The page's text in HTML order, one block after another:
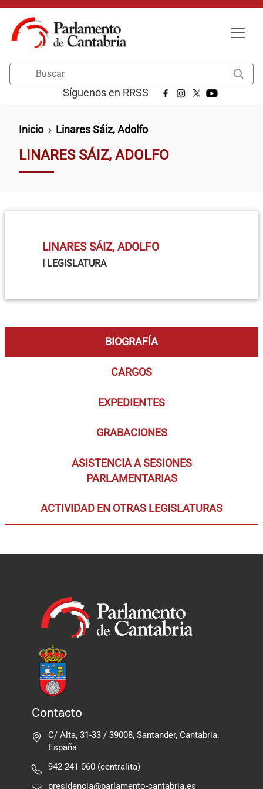
Pasar al contenido principal
Síguenos en RRSS
Ruta de navegación
Inicio Linares Sáiz, Adolfo
LINARES SÁIZ, ADOLFO
LINARES SÁIZ, ADOLFO
I LEGISLATURA
BIOGRAFÍA
CARGOS
EXPEDIENTES
GRABACIONES
ASISTENCIA A SESIONES
PARLAMENTARIAS
ACTIVIDAD EN OTRAS LEGISLATURAS
Contacto
C/ Alta, 31-33 / 39008, Santander, Cantabria.
España
942 241 060 (centralita)
presidencia@parlamento-cantabria.es